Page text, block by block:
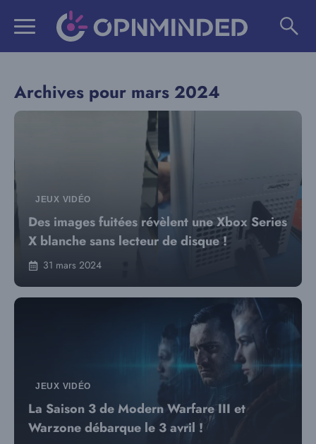
Archives pour mars 2024
JEUX VIDÉO
Des images fuitées révèlent une Xbox Series
X blanche sans lecteur de disque !
31 mars 2024
JEUX VIDÉO
La Saison 3 de Modern Warfare III et
Warzone débarque le 3 avril !